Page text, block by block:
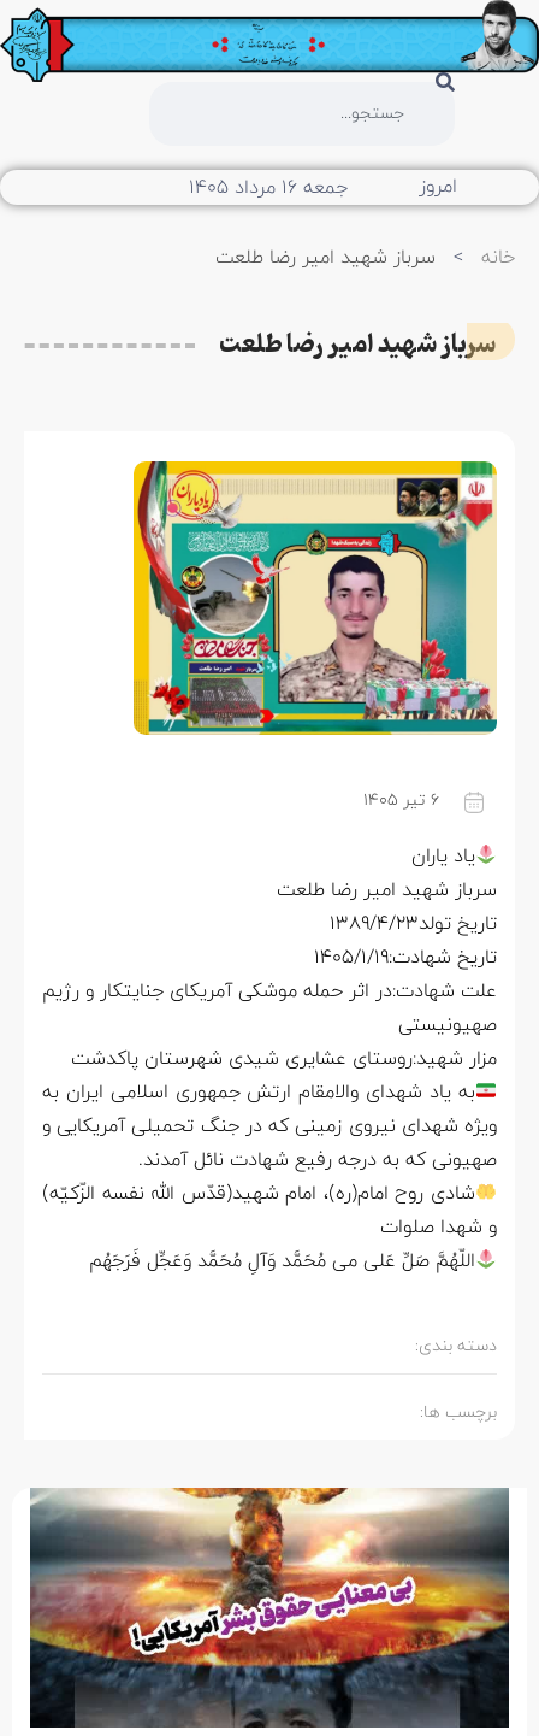
امروز جمعه ۱۶ مرداد ۱۴۰۵
خانه > سرباز شهید امیر رضا طلعت
سرباز شهید امیر رضا طلعت
۶ تیر ۱۴۰۵
یاد یاران
سرباز شهید امیر رضا طلعت
تاریخ تولد۱۳۸۹/۴/۲۳
تاریخ شهادت:۱۴۰۵/۱/۱۹
علت شهادت:در اثر حمله موشکی آمریکای جنایتکار و رژیم
صهیونیستی
مزار شهید:روستای عشایری شیدی شهرستان پاکدشت
به یاد شهدای والامقام ارتش جمهوری اسلامی ایران به
ویژه شهدای نیروی زمینی که در جنگ تحمیلی آمریکایی و
صهیونی که به درجه رفیع شهادت نائل آمدند.
شادی روح امام(ره)، امام شهید(قدّس الله نفسه الزّکیّه)
و شهدا صلوات
اللّهُمَّ صَلِّ عَلی می مُحَمَّد وَآلِ مُحَمَّد وَعَجِّل فَرَجَهُم
دسته بندی:
برچسب ها: